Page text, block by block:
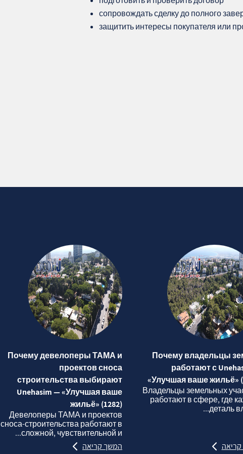
сопровождать сделку до полного
защитить интересы покупателя или
Почему владельцы
работают с
«Улучшая ваше жильё»
Владельцы земельных
работают в сфере, где
деталь
Почему девелоперы ТАМА и
проектов сноса
строительства выбирают
Unehasim — «Улучшая ваше
жильё» (1282)
Девелоперы ТАМА и проектов
сноса‑строительства работают в
сложной, чувствительной и...
המשך קריאה